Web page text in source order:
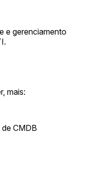
e gerenciamento
mais:
CMDB